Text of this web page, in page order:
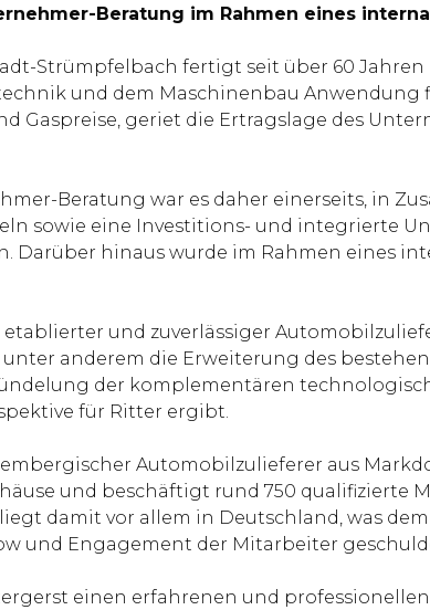
Beratung im Rahmen eines
Strümpfelbach fertigt seit über 60
und dem Maschinenbau Anwendung
Gaspreise, geriet die Ertragslage des
Beratung war es daher einerseits, in
sowie eine Investitions- und integrierte
Darüber hinaus wurde im Rahmen eines
und zuverlässiger
anderem die Erweiterung des
der komplementären
für Ritter ergibt.
Automobilzulieferer aus
und beschäftigt rund 750
damit vor allem in Deutschland, was
und Engagement der Mitarbeiter
einen erfahrenen und